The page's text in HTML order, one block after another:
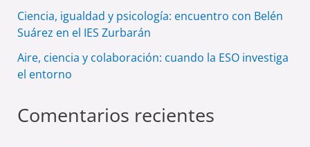
Ciencia, igualdad y psicología: encuentro con Belén
Suárez en el IES Zurbarán
Aire, ciencia y colaboración: cuando la ESO investiga
el entorno
Comentarios recientes